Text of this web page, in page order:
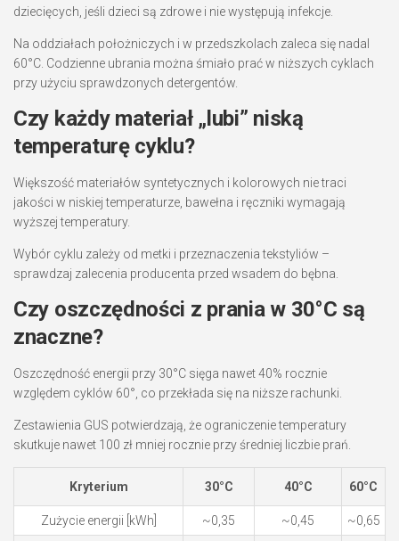
dziecięcych, jeśli dzieci są zdrowe i nie występują infekcje.
Na oddziałach położniczych i w przedszkolach zaleca się nadal
60°C. Codzienne ubrania można śmiało prać w niższych cyklach
przy użyciu sprawdzonych detergentów.
Czy każdy materiał „lubi” niską
temperaturę cyklu?
Większość materiałów syntetycznych i kolorowych nie traci
jakości w niskiej temperaturze, bawełna i ręczniki wymagają
wyższej temperatury.
Wybór cyklu zależy od metki i przeznaczenia tekstyliów –
sprawdzaj zalecenia producenta przed wsadem do bębna.
Czy oszczędności z prania w 30°C są
znaczne?
Oszczędność energii przy 30°C sięga nawet 40% rocznie
względem cyklów 60°, co przekłada się na niższe rachunki.
Zestawienia GUS potwierdzają, że ograniczenie temperatury
skutkuje nawet 100 zł mniej rocznie przy średniej liczbie prań.
Kryterium 30°C 40°C 60°C
Zużycie energii [kWh] ~0,35 ~0,45 ~0,65